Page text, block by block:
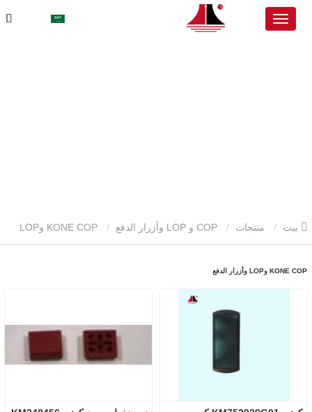
منتجات COP و LOP وأزرار الدفع KONE COP وLOP
KONE COP وLOP وأزرار الدفع